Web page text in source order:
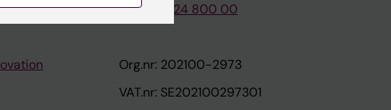
Tel: 08-524 800 00
Org.nr: 202100-2973
VAT.nr: SE202100297301